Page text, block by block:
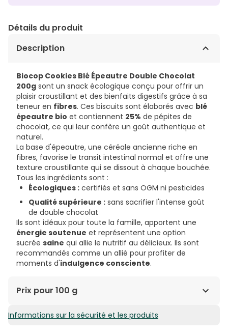
Détails du produit
Description
Biocop Cookies Blé Épeautre Double Chocolat
200g sont un snack écologique conçu pour offrir un
plaisir croustillant et des bienfaits digestifs grâce à sa
teneur en fibres. Ces biscuits sont élaborés avec blé
épeautre bio et contiennent 25% de pépites de
chocolat, ce qui leur confère un goût authentique et
naturel.
La base d'épeautre, une céréale ancienne riche en
fibres, favorise le transit intestinal normal et offre une
texture croustillante qui se dissout à chaque bouchée.
Tous les ingrédients sont :
Écologiques : certifiés et sans OGM ni pesticides
Qualité supérieure : sans sacrifier l'intense goût
de double chocolat
Ils sont idéaux pour toute la famille, apportent une
énergie soutenue et représentent une option
sucrée saine qui allie le nutritif au délicieux. Ils sont
recommandés comme un allié pour profiter de
moments d'indulgence consciente.
Prix pour 100 g
1,92€ / 100 g
Informations sur la sécurité et les produits